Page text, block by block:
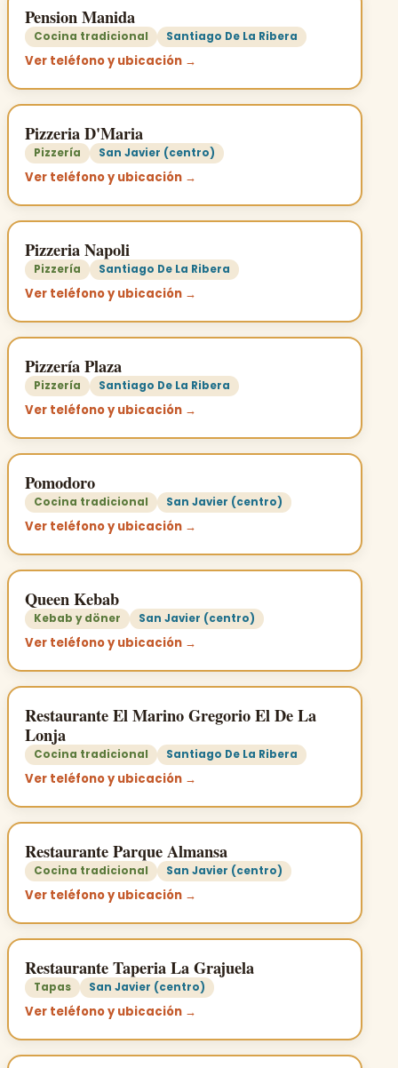
Pension Manida
Cocina tradicional Santiago De La Ribera
Ver teléfono y ubicación →
Pizzeria D'Maria
Pizzería San Javier (centro)
Ver teléfono y ubicación →
Pizzeria Napoli
Pizzería Santiago De La Ribera
Ver teléfono y ubicación →
Pizzería Plaza
Pizzería Santiago De La Ribera
Ver teléfono y ubicación →
Pomodoro
Cocina tradicional San Javier (centro)
Ver teléfono y ubicación →
Queen Kebab
Kebab y döner San Javier (centro)
Ver teléfono y ubicación →
Restaurante El Marino Gregorio El De La
Lonja
Cocina tradicional Santiago De La Ribera
Ver teléfono y ubicación →
Restaurante Parque Almansa
Cocina tradicional San Javier (centro)
Ver teléfono y ubicación →
Restaurante Taperia La Grajuela
Tapas San Javier (centro)
Ver teléfono y ubicación →